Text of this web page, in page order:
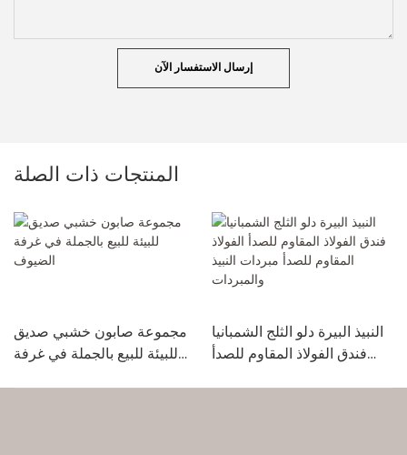
إرسال الاستفسار الآن
المنتجات ذات الصلة
مجموعة صابون خشبي صديق
للبيئة للبيع بالجملة في غرفة
النبيذ البيرة دلو الثلج الشمبانيا
فندق الفولاذ المقاوم للصدأ